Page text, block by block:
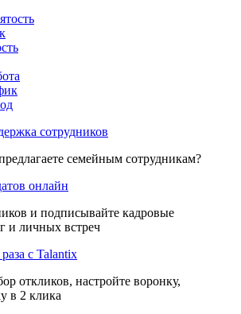
сотрудников
семейным сотрудникам?
онлайн
и подписывайте кадровые
и личных встреч
с Talantix
откликов, настройте воронку,
в 2 клика